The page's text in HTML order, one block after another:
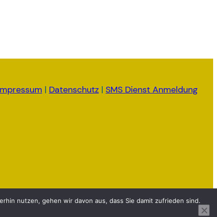
| Datenschutz | SMS Dienst Anmeldung
nutzen, gehen wir davon aus, dass Sie damit zufrieden sind.